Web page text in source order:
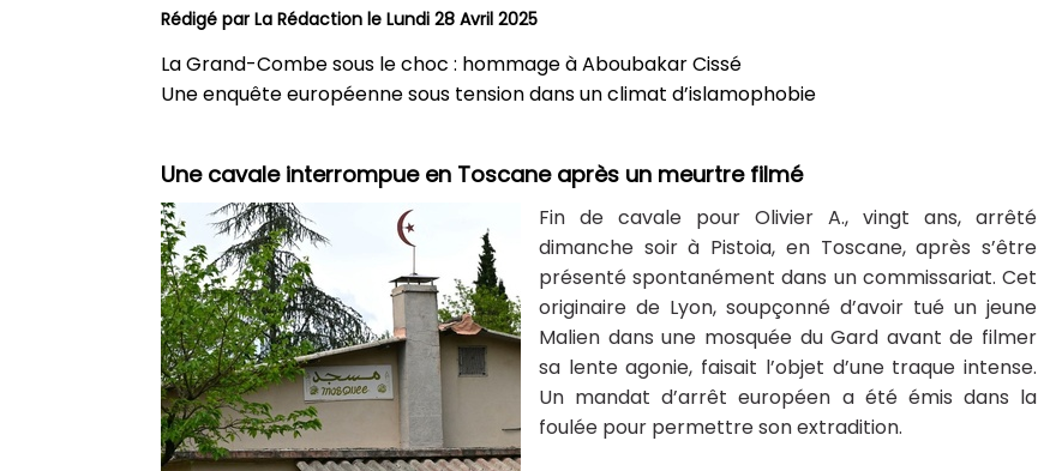
Rédigé par La Rédaction le Lundi 28 Avril 2025
La Grand-Combe sous le choc : hommage à Aboubakar Cissé
Une enquête européenne sous tension dans un climat d’islamophobie
Une cavale interrompue en Toscane après un meurtre filmé
Fin de cavale pour Olivier A., vingt ans, arrêté
dimanche soir à Pistoia, en Toscane, après s’être
présenté spontanément dans un commissariat. Cet
originaire de Lyon, soupçonné d’avoir tué un jeune
Malien dans une mosquée du Gard avant de filmer
sa lente agonie, faisait l’objet d’une traque intense.
Un mandat d’arrêt européen a été émis dans la
foulée pour permettre son extradition.